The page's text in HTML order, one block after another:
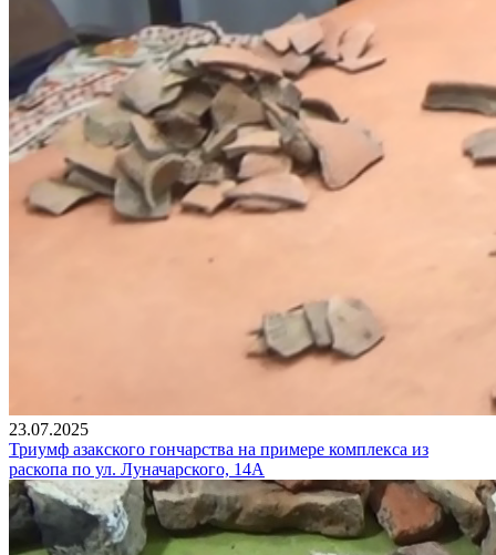
23.07.2025
Триумф азакского гончарства на примере комплекса из
раскопа по ул. Луначарского, 14А